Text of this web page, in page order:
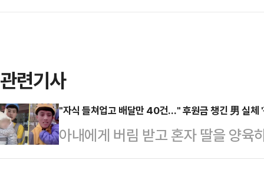
관련기사
"자식 들쳐업고 배달만 40건…" 후원금 챙긴 男 실체
아내에게 버림 받고 혼자 딸을 양육
언서가 적발됐다.13일 사우스차이